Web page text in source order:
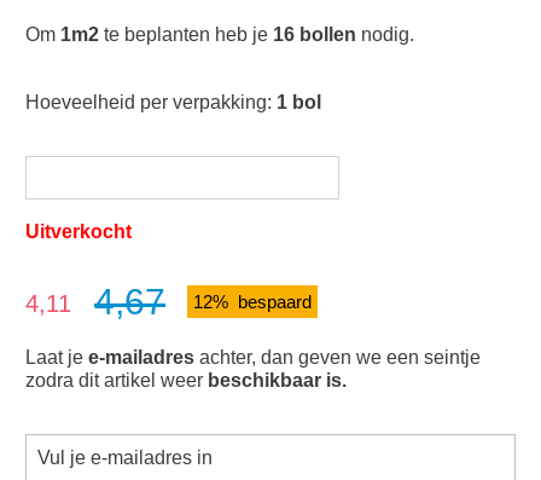
Om 1m2 te beplanten heb je 16 bollen nodig.
Hoeveelheid per verpakking: 1 bol
Uitverkocht
Verkoopprijs:
4,11 4,67 12% bespaard
Laat je e-mailadres achter, dan geven we een seintje
zodra dit artikel weer beschikbaar is.